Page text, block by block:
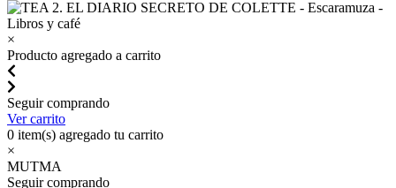
×
Producto agregado a carrito
Seguir comprando
Ver carrito
0 item(s) agregado tu carrito
×
MUTMA
Seguir comprando